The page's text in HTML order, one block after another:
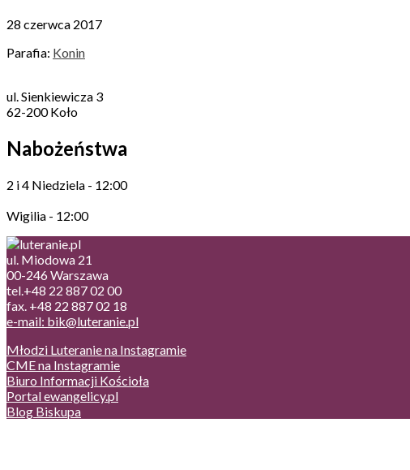
28 czerwca 2017
Parafia: Konin
ul. Sienkiewicza 3
62-200 Koło
Nabożeństwa
2 i 4 Niedziela - 12:00
Wigilia - 12:00
ul. Miodowa 21
00-246 Warszawa
tel.+48 22 887 02 00
fax. +48 22 887 02 18
e-mail: bik@luteranie.pl
Młodzi Luteranie na Instagramie
CME na Instagramie
Biuro Informacji Kościoła
Portal ewangelicy.pl
Blog Biskupa